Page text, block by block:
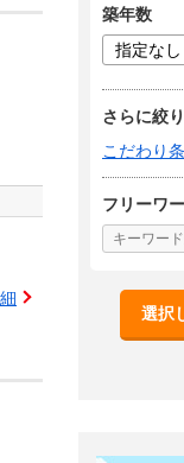
築年数
さらに絞
こだわり
フリーワ
選択